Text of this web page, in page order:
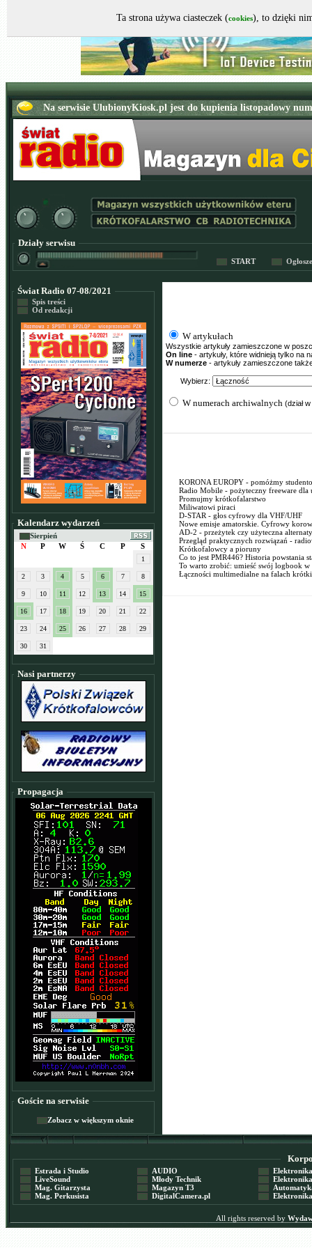
Działy serwisu
START
Świat Radio 07-08/2021
Spis treści
Od redakcji
Kalendarz wydarzeń
Sierpień
N
P W Ś C P S
1
2 3 4 5 6 7 8
9 10 11 12 13 14 15
16 17 18 19 20 21 22
23 24 25 26 27 28 29
30 31
Nasi partnerzy
Propagacja
Goście na serwisie
Zobacz w większym oknie
W artykułach
Wszystkie artykuły zamieszczone w
On line - artykuły, które widnieją tylko na
W numerze - artykuły zamieszczone
Wybierz:
W numerach archiwalnych (dział
KORONA EUROPY - pomóżmy
Radio Mobile - pożyteczny freeware
Promujmy krótkofalarstwo
Miliwatowi piraci
D-STAR - głos cyfrowy dla VHF/UHF
Nowe emisje amatorskie. Cyfrowy
AD-2 - przeżytek czy użyteczna
Przegląd praktycznych rozwiązań -
Krótkofalowcy a pioruny
Co to jest PMR446? Historia powstania
To warto zrobić: umieść swój logbook
Łączności multimedialne na falach
Estrada i Studio
LiveSound
Mag. Gitarzysta
Mag. Perkusista
AUDIO
Młody Technik
Magazyn T3
DigitalCamera.pl
Elektronika
Elektronika
Automatyka
Elektronika
All rights reserved by
Ta strona używa ciasteczek (cookies), to dzięki